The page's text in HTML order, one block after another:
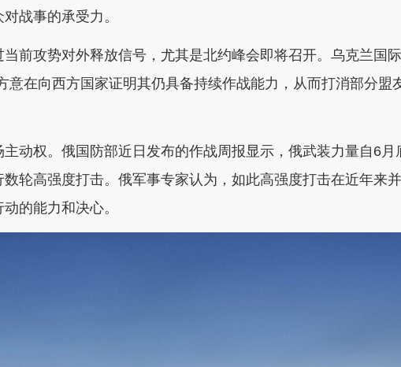
战事的承受力。
前攻势对外释放信号，尤其是北约峰会即将召开。乌克兰国
意在向西方国家证明其仍具备持续作战能力，从而打消部分盟
动权。俄国防部近日发布的作战周报显示，俄武装力量自6月
轮高强度打击。俄军事专家认为，如此高强度打击在近年来并
的能力和决心。